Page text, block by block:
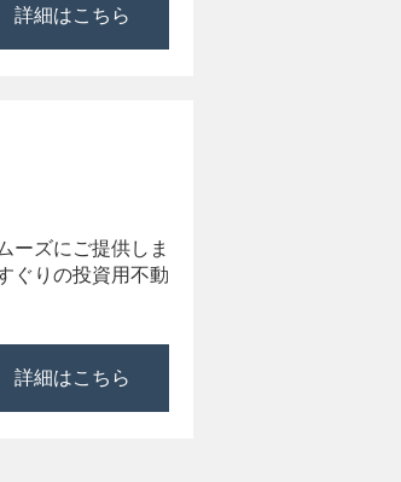
詳細はこちら
ーズにご提供しま
ぐりの投資用不動
詳細はこちら